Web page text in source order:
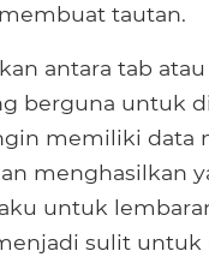
tautan.
antara tab
berguna untuk
memiliki data
menghasilkan
untuk
sulit untuk